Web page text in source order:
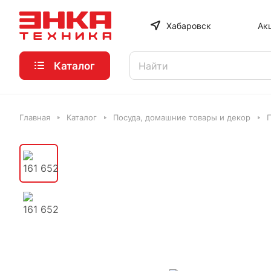
Хабаровск
Каталог
Главная Каталог Посуда, домашние товары и декор